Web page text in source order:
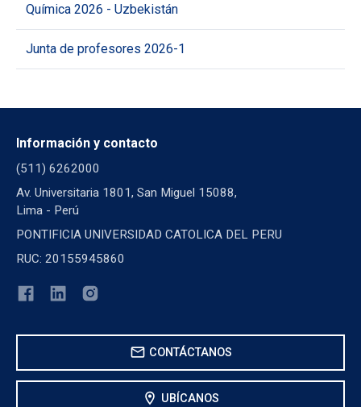
Química 2026 - Uzbekistán
Junta de profesores 2026-1
Información y contacto
(511) 6262000
Av. Universitaria 1801, San Miguel 15088,
Lima - Perú
PONTIFICIA UNIVERSIDAD CATOLICA DEL PERU
RUC: 20155945860
mail CONTÁCTANOS
location_on UBÍCANOS